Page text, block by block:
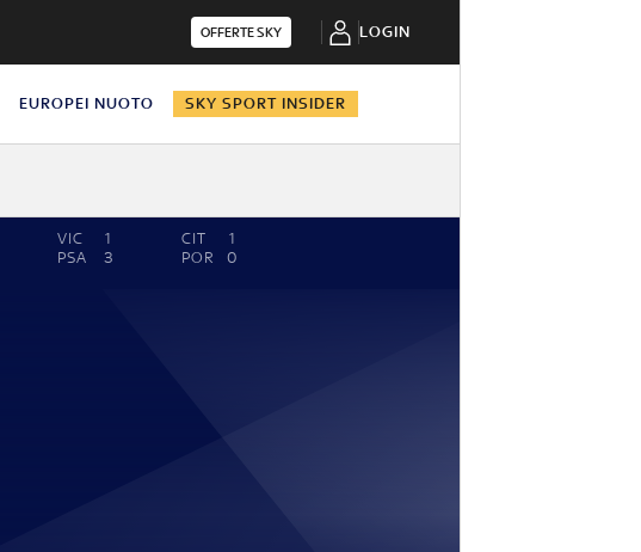
OFFERTE SKY LOGIN
EUROPEI NUOTO SKY SPORT INSIDER
VIC
1
PSA
3
CIT
1
POR
0